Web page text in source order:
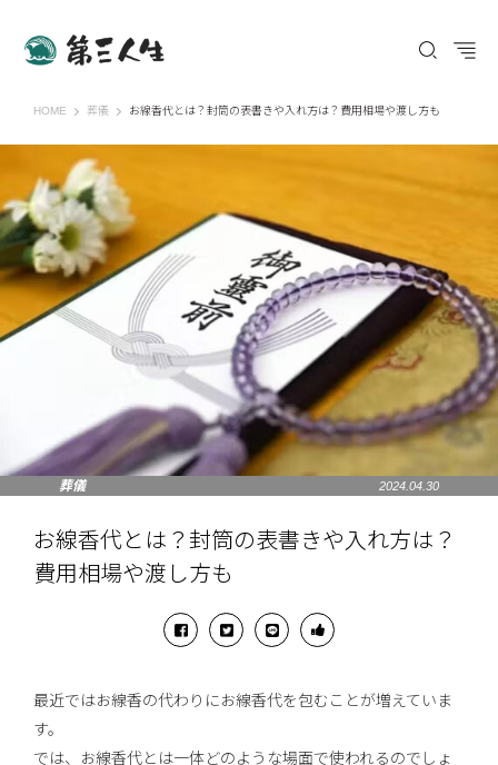
HOME 第三人生 〜寄り道の歩き方〜
葬儀 お線香代とは？封筒の表書きや入れ方は？費用相場や渡し方も
葬儀 2024.04.30
お線香代とは？封筒の表書きや入れ方は？
費用相場や渡し方も
最近ではお線香の代わりにお線香代を包むことが増えていま
す。
では、お線香代とは一体どのような場面で使われるのでしょ